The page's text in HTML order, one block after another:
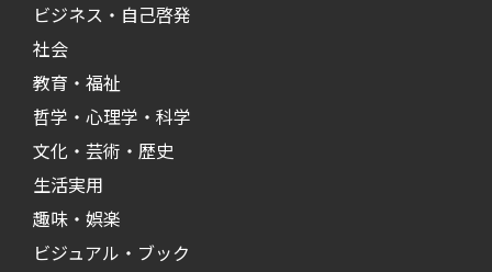
ビジネス・自己啓発
社会
教育・福祉
哲学・心理学・科学
文化・芸術・歴史
生活実用
趣味・娯楽
ビジュアル・ブック